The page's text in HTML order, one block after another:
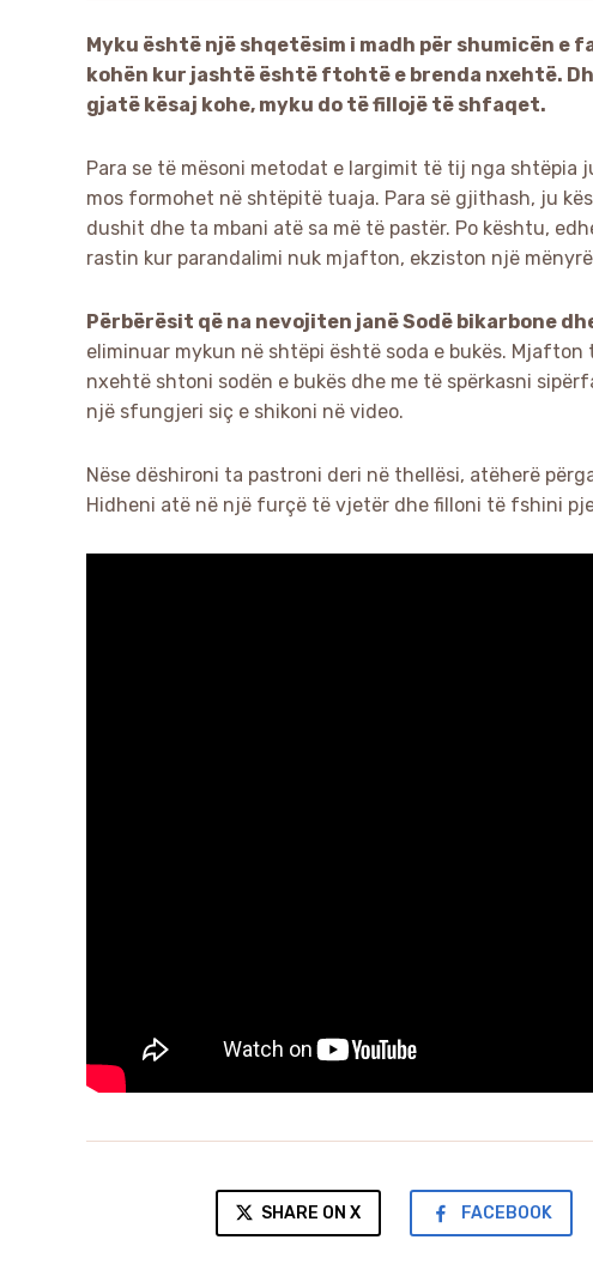
Myku është një shqetësim i madh për shumicën e
kohën kur jashtë është ftohtë e brenda nxehtë.
gjatë kësaj kohe, myku do të fillojë të shfaqet.
Para se të mësoni metodat e largimit të tij nga
mos formohet në shtëpitë tuaja. Para së gjithash, ju
dushit dhe ta mbani atë sa më të pastër. Po kështu,
rastin kur parandalimi nuk mjafton, ekziston një
Përbërësit që na nevojiten janë Sodë bikarbone
eliminuar mykun në shtëpi është soda e bukës.
nxehtë shtoni sodën e bukës dhe me të spërkasni
një sfungjeri siç e shikoni në video.
Nëse dëshironi ta pastroni deri në thellësi, atëherë
Hidheni atë në një furçë të vjetër dhe filloni të fshini
SHARE ON X FACEBOOK